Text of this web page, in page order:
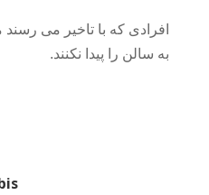
افرادی که با تاخیر می
به سالن را پیدا نکنند.